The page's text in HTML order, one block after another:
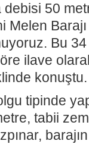
debisi 50
Melen
Bu
ilave
tipinde
tabii